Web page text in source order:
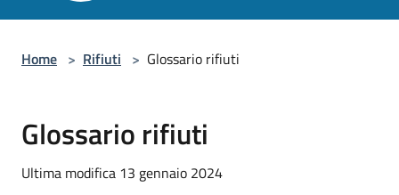
Home > Rifiuti > Glossario rifiuti
Glossario rifiuti
Ultima modifica 13 gennaio 2024